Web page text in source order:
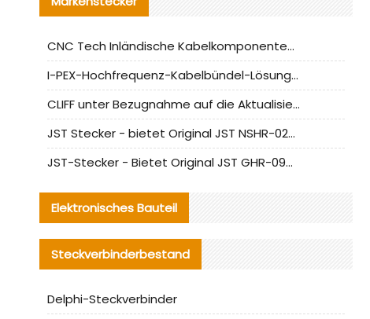
CNC Tech Inländische Kabelkomponentenbewertung und Massenproduktionsanpassungsanleitung
I-PEX-Hochfrequenz-Kabelbündel-Lösung für die heimische Produktion analysiert
CLIFF unter Bezugnahme auf die Aktualisierung der chinesischen Stecker-Testnormen
JST Stecker - bietet Original JST NSHR-02V-S Stecker und Ersatzteile an
JST-Stecker - Bietet Original JST GHR-09V-S Stecker und Ersatzteile an
Elektronisches Bauteil
Steckverbinderbestand
Delphi-Steckverbinder